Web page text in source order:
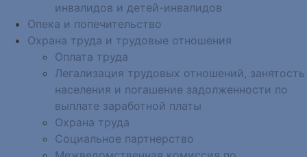
инвалидов и детей-инвалидов
Опека и попечительство
Охрана труда и трудовые отношения
Оплата труда
Легализация трудовых отношений, занятость
населения и погашение задолженности по
выплате заработной платы
Охрана труда
Социальное партнерство